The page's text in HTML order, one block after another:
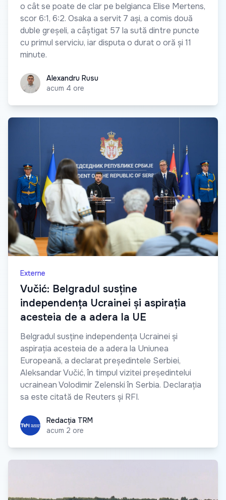
o cât se poate de clar pe belgianca Elise Mertens,
scor 6:1, 6:2. Osaka a servit 7 ași, a comis două
duble greșeli, a câștigat 57 la sută dintre puncte
cu primul serviciu, iar disputa o durat o oră și 11
minute.
Alexandru Rusu
Alexandru Rusu
acum 4 ore
Externe
Vučić: Belgradul susține
independența Ucrainei și aspirația
acesteia de a adera la UE
Belgradul susține independența Ucrainei și
aspirația acesteia de a adera la Uniunea
Europeană, a declarat președintele Serbiei,
Aleksandar Vučić, în timpul vizitei președintelui
ucrainean Volodimir Zelenski în Serbia. Declarația
sa este citată de Reuters și RFI.
Redacția TRM
Redacția TRM
acum 2 ore